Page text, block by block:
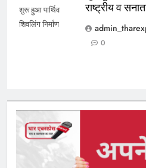
शुरू हुआ पार्थिव
शिवलिंग निर्माण
राष्ट्रीय व
0